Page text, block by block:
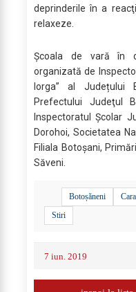
deprinderile în a
relaxeze.
Școala de vară în
organizată de
Iorga” al Județului
Prefectului Judeţul
Inspectoratul Şcolar
Dorohoi, Societatea
Filiala Botoșani,
Săveni.
Botoșăneni
Stiri
7 iun. 2019